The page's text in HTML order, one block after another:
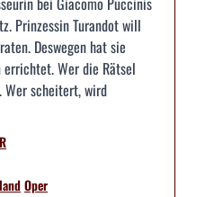
Prinzessin Turandot will
Deswegen hat sie
Wer die Rätsel
Wer scheitert, wird
Oper